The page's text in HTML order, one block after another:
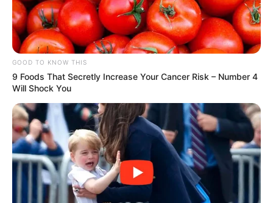
GOOD TO KNOW THIS
9 Foods That Secretly Increase Your Cancer Risk – Number 4
Will Shock You